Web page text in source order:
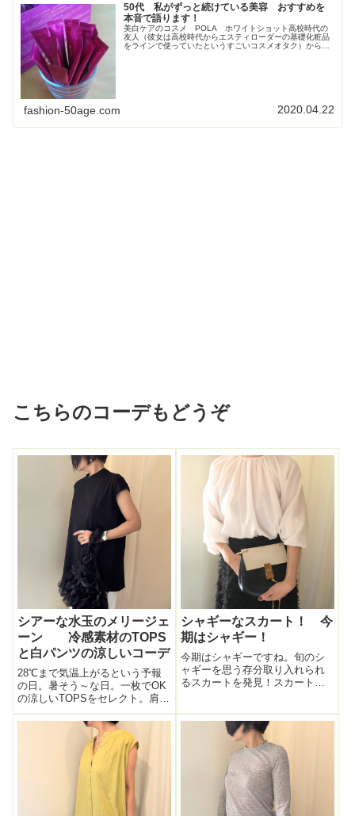
50代 私がずっと続けている美容 おすすめを
本音で語ります！
美白ケアのコスメ POLA ホワイトショット高校時代の
友人（彼女は高校時代からエスティローダーの基礎化粧品
をラインで使っていたというすごいコスメオタク）からす
fashion-50age.com 2020.04.22
こちらのコーデもどうぞ
シアーな水玉のメリージェ
ーン 冷感素材のTOPS
と白パンツの涼しいコーデ
28℃まで気温上がるという予報
の日。暑そう～な日。一枚でOK
の涼しいTOPSをセレクト。肩に
かかりつつ、全体にAラインで丈
長めなので、「体型どこも気に
ならない」という楽なTシャツ素
材のTOPS。接触冷感素材を使っ
ているんですって！確かに肌
シャギーなスカート！ 今
期はシャギー！
今期はシャギーですね。旬のシ
ャギーを思う存分取り入れられ
るスカートを発見！スカートが
のuncraveのブラウスで。このブ
ラウス、一見フツーなドレープ
ブラウスなんだけど、すごく形